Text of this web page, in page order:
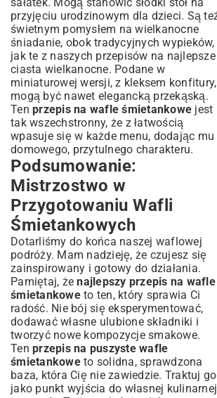
przyjęciu urodzinowym dla dzieci. Są
świetnym pomysłem na wielkanocne
śniadanie, obok tradycyjnych wypieków,
jak te z naszych przepisów na najlepsze
ciasta wielkanocne. Podane w
miniaturowej wersji, z kleksem konfitury,
mogą być nawet elegancką przekąską.
Ten przepis na wafle śmietankowe jest
tak wszechstronny, że z łatwością
wpasuje się w każde menu, dodając mu
domowego, przytulnego charakteru.
Podsumowanie:
Mistrzostwo w
Przygotowaniu Wafli
Śmietankowych
Dotarliśmy do końca naszej waflowej
podróży. Mam nadzieję, że czujesz się
zainspirowany i gotowy do działania.
Pamiętaj, żenajlepszy przepis na wafle
śmietankoweto ten, który sprawia Ci
radość. Nie bój się eksperymentować,
dodawać własne ulubione składniki i
tworzyć nowe kompozycje smakowe.
Ten przepis na puszyste wafle
śmietankoweto solidna, sprawdzona
baza, która Cię nie zawiedzie. Traktuj go
jako punkt wyjścia do własnej kulinarnej